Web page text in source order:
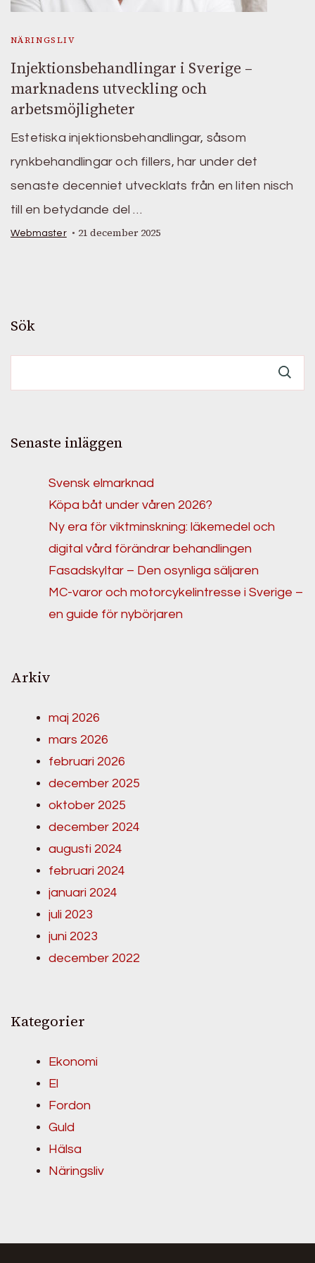
NÄRINGSLIV
Injektionsbehandlingar i Sverige –
marknadens utveckling och
arbetsmöjligheter
Estetiska injektionsbehandlingar, såsom
rynkbehandlingar och fillers, har under det
senaste decenniet utvecklats från en liten nisch
till en betydande del …
Webmaster 21 december 2025
Sök
Senaste inläggen
Svensk elmarknad
Köpa båt under våren 2026?
Ny era för viktminskning: läkemedel och
digital vård förändrar behandlingen
Fasadskyltar – Den osynliga säljaren
MC-varor och motorcykelintresse i Sverige –
en guide för nybörjaren
Arkiv
maj 2026
mars 2026
februari 2026
december 2025
oktober 2025
december 2024
augusti 2024
februari 2024
januari 2024
juli 2023
juni 2023
december 2022
Kategorier
Ekonomi
El
Fordon
Guld
Hälsa
Näringsliv